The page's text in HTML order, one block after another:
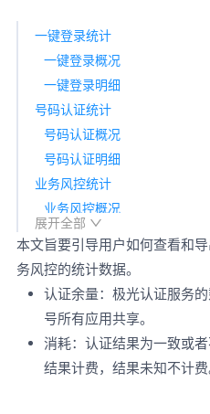
一键登录统计
一键登录概况
一键登录明细
号码认证统计
号码认证概况
号码认证明细
业务风控统计
业务风控概况
业务风控明细
展开全部
本文旨要引导用户如何查看和
务风控的统计数据。
认证余量：极光认证服务
号所有应用共享。
消耗：认证结果为一致或
结果计费，结果未知不计费